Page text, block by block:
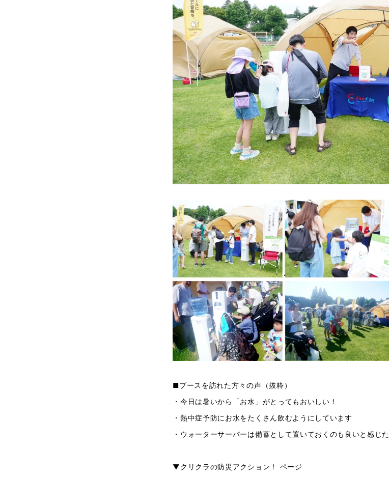
■ブースを訪れた方々の声（抜粋）
・今日は暑いから「お水」がとってもおいしい！
・熱中症予防にお水をたくさん飲むようにしています
・ウォーターサーバーは備蓄として置いておくのも良いと感じた
▼クリクラの防災アクション！ ページ